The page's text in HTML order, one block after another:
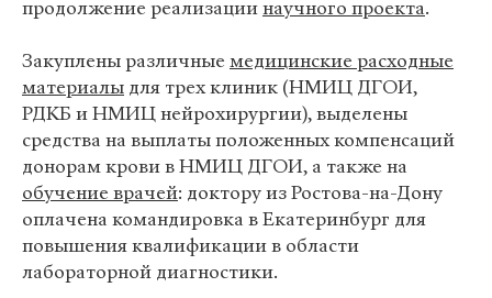
продолжение реализациинаучного проекта.
Закуплены различные медицинские расходные
материалы для трех клиник (НМИЦ ДГОИ,
РДКБ и НМИЦ нейрохирургии), выделены
средства на выплаты положенных компенсаций
донорам крови в НМИЦ ДГОИ, а также на
обучение врачей: доктору из Ростова-на-Дону
оплачена командировка в Екатеринбург для
повышения квалификации в области
лабораторной диагностики.